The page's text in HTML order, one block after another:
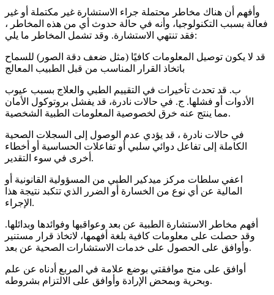
وأفهم أن هناك مخاطر محتملة جراء الاستشارة غير مكتملة أو غير
فعالة بسبب التكنولوجيا، وأنه في حالة حدوث أي من هذه المخاطر ،
فقد تنتهي الاستشارة. وقد تشمل المخاطر ما يلي:
قد لا يكون توصيل المعلومات كافيًا (مثل ضعف دقة الصور) للسماح
باتخاذ القرار المناسب من قبل الطبيب المعالج
ب. قد تحدث تأخيرات في التقييم الطبي والعلاج بسبب عيوب
الأدوات أو فشلها. ج. في حالات نادرة، قد يفشل بروتوكول الأمان
مما ينتج عنه خرق لخصوصية المعلومات الطبية الشخصية.
في حالات نادرة ، قد يؤدي عدم الوصول إلى السجلات الصحية
الكاملة إلى تفاعل دوائي سلبي أو تفاعلات الحساسية أو أخطاء
أخرى في سوء التقدير.
اعفي سلطات مركز ميدكير الطبي من المسؤولية القانونية أو
المالية عن أي نوع من الخسارة أو الضرر الذي تتكبد نتيجة هذا
الإجراء.
أفهم مخاطر الاستشارة الطبية عن بعد وعواقبها وفوائدها وبدائلها.
وقد حصلت على معلومات كافية بلغة أفهمها، لاتخاذ قرار مستنير
وأوافق على الحصول على خدمات الاستشارات الصحية عن بعد.
أوافق على منح موافقتي بوضع علامة في المربع أدناه عن علم
وبحرية وبمحض الإرادة وأوافق على الالتزام بشروطه.